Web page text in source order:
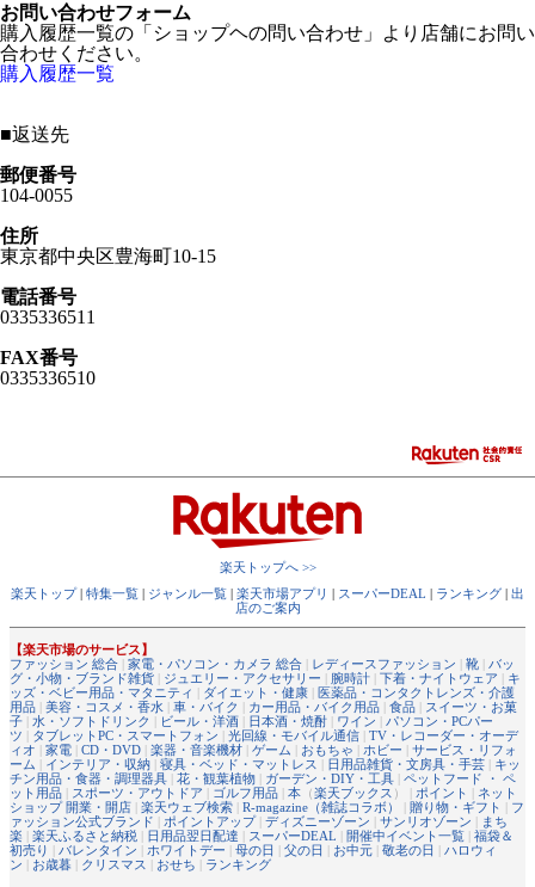
お問い合わせフォーム
購入履歴一覧の「ショップヘの問い合わせ」より店舗にお問い
合わせください。
購入履歴一覧
■返送先
郵便番号
104-0055
住所
東京都中央区豊海町10-15
電話番号
0335336511
FAX番号
0335336510
楽天トップへ >>
楽天トップ| 特集一覧 | ジャンル一覧 | 楽天市場アプリ | スーパーDEAL | ランキング | 出
店のご案内
【楽天市場のサービス】
ファッション 総合 | 家電・パソコン・カメラ 総合 | レディースファッション | 靴 | バッ
グ・小物・ブランド雑貨 | ジュエリー・アクセサリー | 腕時計 | 下着・ナイトウェア | キ
ッズ・ベビー用品・マタニティ | ダイエット・健康 | 医薬品・コンタクトレンズ・介護
用品 | 美容・コスメ・香水 | 車・バイク | カー用品・バイク用品 | 食品 | スイーツ・お菓
子 | 水・ソフトドリンク | ビール・洋酒 | 日本酒・焼酎 | ワイン | パソコン・PCパー
ツ | タブレットPC・スマートフォン | 光回線・モバイル通信 | TV・レコーダー・オーデ
ィオ | 家電 | CD・DVD | 楽器・音楽機材 | ゲーム | おもちゃ | ホビー | サービス・リフォ
ーム | インテリア・収納 | 寝具・ベッド・マットレス | 日用品雑貨・文房具・手芸 | キッ
チン用品・食器・調理器具 | 花・観葉植物 | ガーデン・DIY・工具 | ペットフード ・ ペ
ット用品 | スポーツ・アウトドア | ゴルフ用品 | 本 （楽天ブックス ） | ポイント | ネット
ショップ 開業・開店 | 楽天ウェブ検索 | R-magazine（雑誌コラボ） | 贈り物・ギフト | フ
ァッション公式ブランド | ポイントアップ| ディズニーゾーン | サンリオゾーン | まち
楽 | 楽天ふるさと納税 | 日用品翌日配達 | スーパーDEAL | 開催中イベント一覧 | 福袋＆
初売り | バレンタイン | ホワイトデー | 母の日 | 父の日 | お中元 | 敬老の日 | ハロウィ
ン | お歳暮 | クリスマス | おせち | ランキング